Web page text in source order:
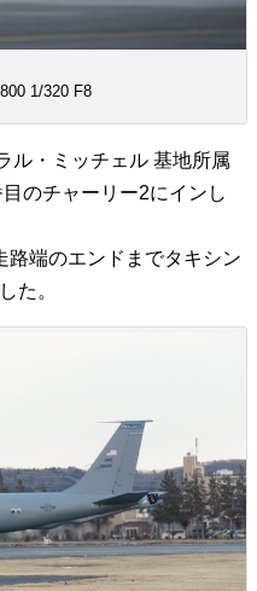
1/320 F8
ル・ミッチェル 基地所属
のチャーリー2にインし
路端のエンドまでタキシン
た。